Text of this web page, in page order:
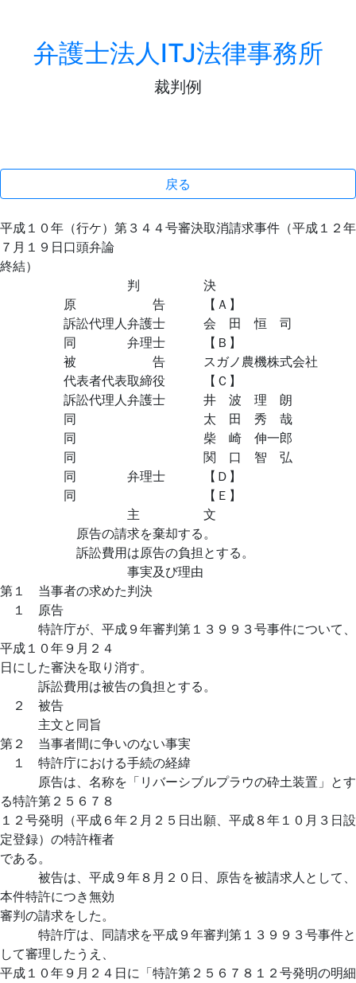
弁護士法人ITJ法律事務所
裁判例
戻る
平成１０年（行ケ）第３４４号審決取消請求事件（平成１２年
７月１９日口頭弁論
終結）
判 決
原 告 【Ａ】
訴訟代理人弁護士 会 田 恒 司
同 弁理士 【Ｂ】
被 告 スガノ農機株式会社
代表者代表取締役 【Ｃ】
訴訟代理人弁護士 井 波 理 朗
同 太 田 秀 哉
同 柴 崎 伸一郎
同 関 口 智 弘
同 弁理士 【Ｄ】
同 【Ｅ】
主 文
原告の請求を棄却する。
訴訟費用は原告の負担とする。
事実及び理由
第１ 当事者の求めた判決
１ 原告
特許庁が、平成９年審判第１３９９３号事件について、
平成１０年９月２４
日にした審決を取り消す。
訴訟費用は被告の負担とする。
２ 被告
主文と同旨
第２ 当事者間に争いのない事実
１ 特許庁における手続の経緯
原告は、名称を「リバーシブルプラウの砕土装置」とす
る特許第２５６７８
１２号発明（平成６年２月２５日出願、平成８年１０月３日設
定登録）の特許権者
である。
被告は、平成９年８月２０日、原告を被請求人として、
本件特許につき無効
審判の請求をした。
特許庁は、同請求を平成９年審判第１３９９３号事件と
して審理したうえ、
平成１０年９月２４日に「特許第２５６７８１２号発明の明細